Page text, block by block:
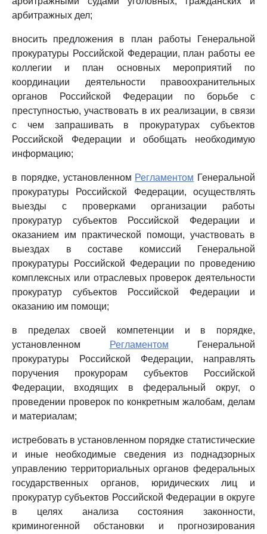
арбитражных дел;
вносить предложения в план работы Генеральной
прокуратуры Российской Федерации, план работы ее
коллегии и план основных мероприятий по
координации деятельности правоохранительных
органов Российской Федерации по борьбе с
преступностью, участвовать в их реализации, в связи
с чем запрашивать в прокуратурах субъектов
Российской Федерации и обобщать необходимую
информацию;
в порядке, установленном Регламентом Генеральной
прокуратуры Российской Федерации, осуществлять
выезды с проверками организации работы
прокуратур субъектов Российской Федерации и
оказанием им практической помощи, участвовать в
выездах в составе комиссий Генеральной
прокуратуры Российской Федерации по проведению
комплексных или отраслевых проверок деятельности
прокуратур субъектов Российской Федерации и
оказанию им помощи;
в пределах своей компетенции и в порядке,
установленном
Регламентом Генеральной
прокуратуры Российской Федерации, направлять
поручения прокурорам субъектов Российской
Федерации, входящих в федеральный округ, о
проведении проверок по конкретным жалобам, делам
и материалам;
истребовать в установленном порядке статистические
и иные необходимые сведения из поднадзорных
управлению территориальных органов федеральных
государственных органов, юридических лиц и
прокуратур субъектов Российской Федерации в округе
в целях анализа состояния законности,
криминогенной обстановки и прогнозирования